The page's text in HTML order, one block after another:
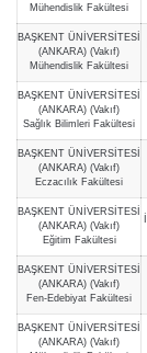
Mühendislik Fakültesi
BAŞKENT ÜNİVERSİTESİ
(ANKARA) (Vakıf)
Mühendislik Fakültesi
BAŞKENT ÜNİVERSİTESİ
(ANKARA) (Vakıf)
Sağlık Bilimleri Fakültesi
BAŞKENT ÜNİVERSİTESİ
(ANKARA) (Vakıf)
Eczacılık Fakültesi
BAŞKENT ÜNİVERSİTESİ
(ANKARA) (Vakıf)
Eğitim Fakültesi
BAŞKENT ÜNİVERSİTESİ
(ANKARA) (Vakıf)
Fen-Edebiyat Fakültesi
BAŞKENT ÜNİVERSİTESİ
(ANKARA) (Vakıf)